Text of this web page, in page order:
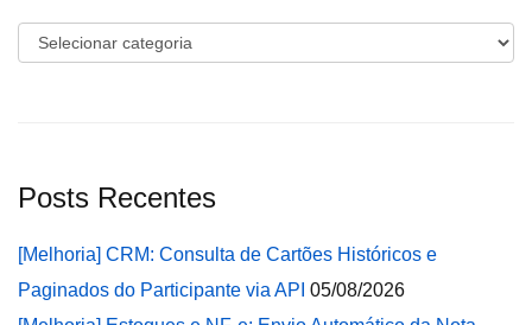
Categorias
Posts Recentes
[Melhoria] CRM: Consulta de Cartões Históricos e
Paginados do Participante via API 05/08/2026